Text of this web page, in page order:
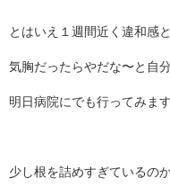
とはいえ１週間近く違和感
気胸だったらやだな〜と自
明日病院にでも行ってみます
少し根を詰めすぎているの